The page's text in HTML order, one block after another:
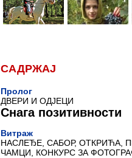
САДРЖАЈ
Пролог
ДВЕРИ И ОДЈЕЦИ
Снага позитивности
Витраж
НАСЛЕЂЕ, САБОР, ОТКРИЋА,
ЧАМЦИ, КОНКУРС ЗА